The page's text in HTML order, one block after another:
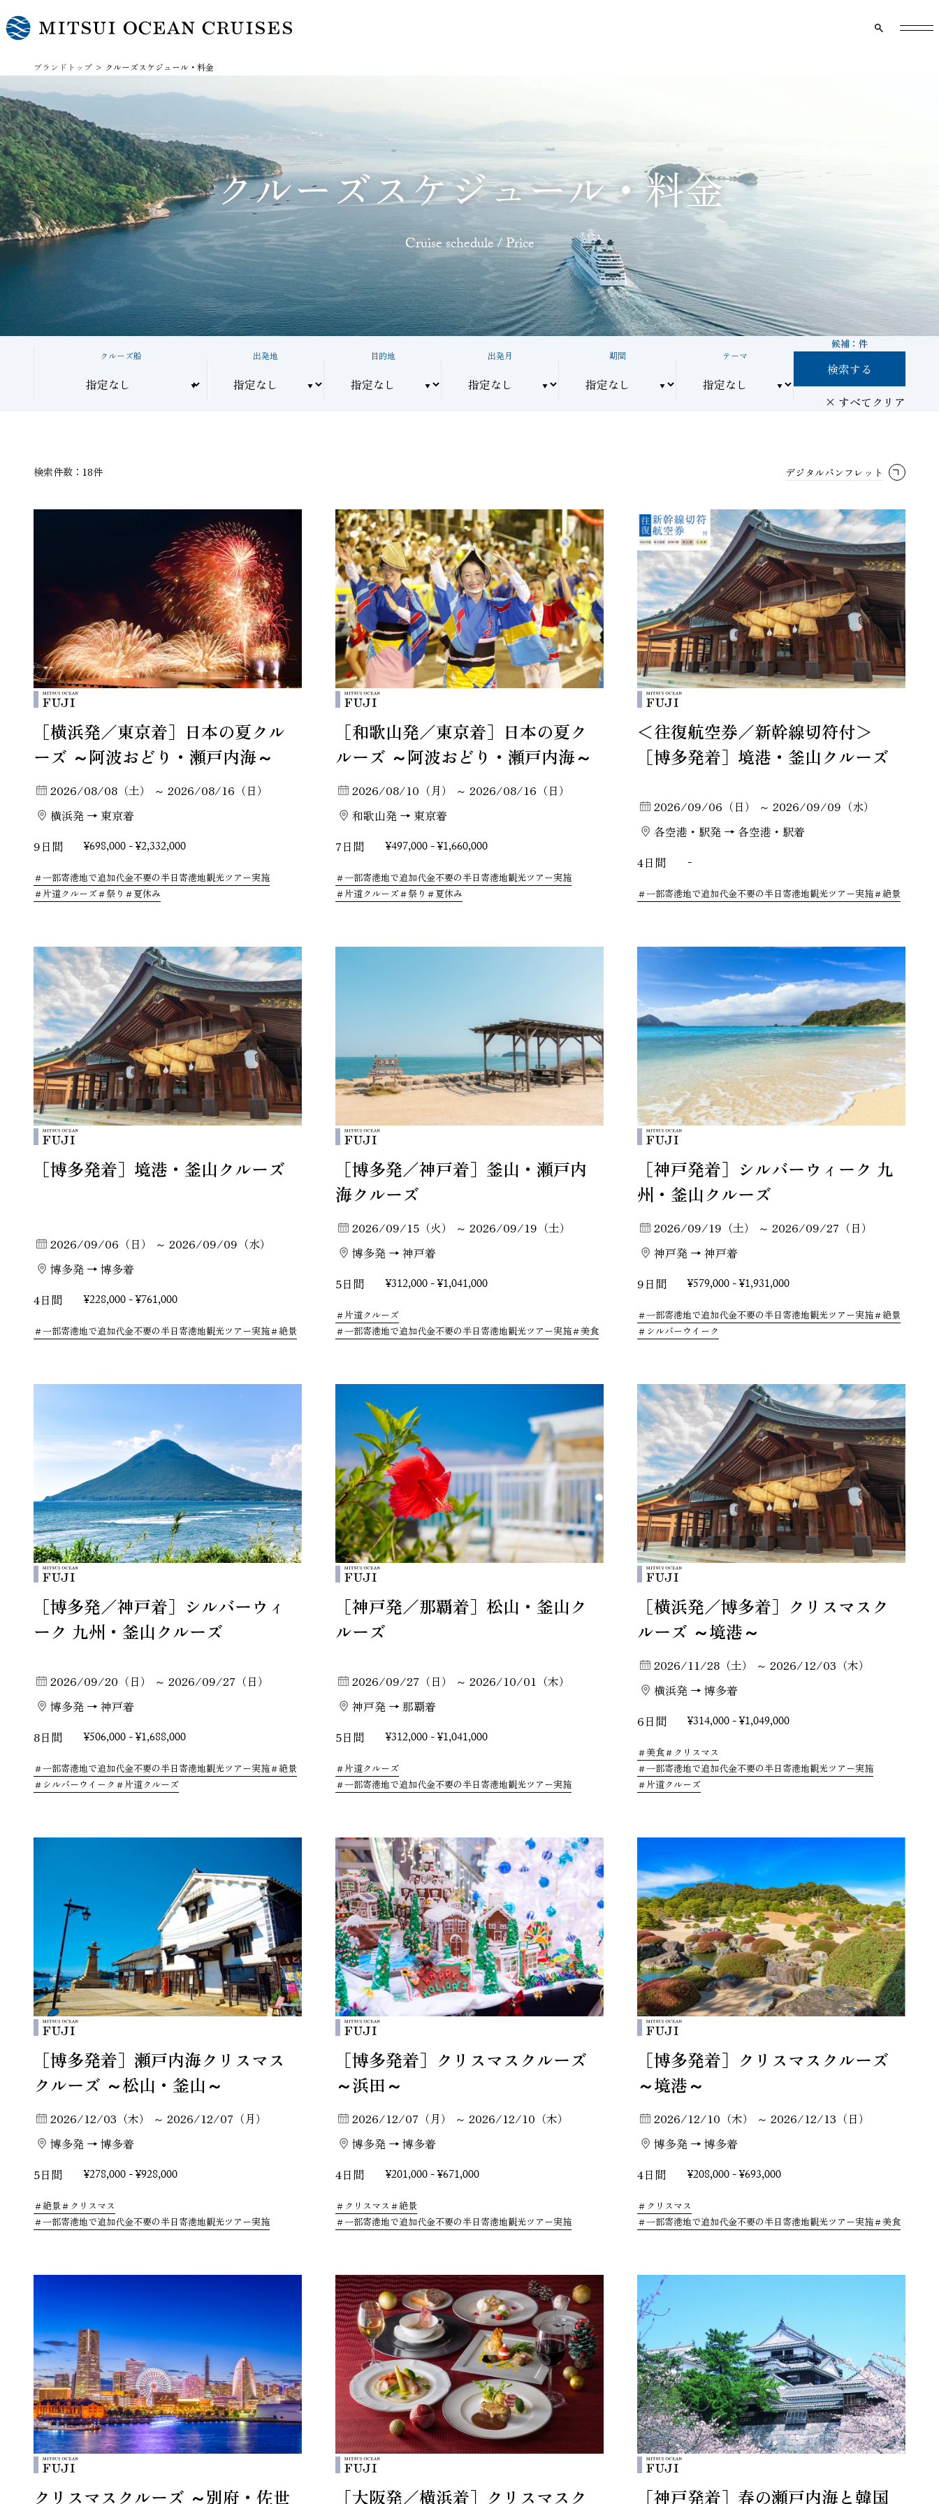
メニュー
ブランドトップ クルーズスケジュール・料金
クルーズスケジュール・料金
Cruise schedule / Price
クルーズ船 出発地 目的地 出発月 期間 テーマ
候補： 件
検索する
すべてクリア
検索件数：18件 デジタルパンフレット
［横浜発／東京着］日本の夏クル
ーズ ～阿波おどり・瀬戸内海～
2026/08/08（土） ～ 2026/08/16（日）
横浜発 → 東京着
9日間
¥698,000 - ¥2,332,000
一部寄港地で追加代金不要の半日寄港地観光ツアー実施
片道クルーズ
祭り 夏休み
［和歌山発／東京着］日本の夏ク
ルーズ ～阿波おどり・瀬戸内海～
2026/08/10（月） ～ 2026/08/16（日）
和歌山発 → 東京着
7日間
¥497,000 - ¥1,660,000
一部寄港地で追加代金不要の半日寄港地観光ツアー実施
片道クルーズ
祭り 夏休み
＜往復航空券／新幹線切符付＞
［博多発着］境港・釜山クルーズ
2026/09/06（日） ～ 2026/09/09（水）
各空港・駅発 → 各空港・駅着
4日間
-
一部寄港地で追加代金不要の半日寄港地観光ツアー実施 絶景
［博多発着］境港・釜山クルーズ
2026/09/06（日） ～ 2026/09/09（水）
博多発 → 博多着
4日間
¥228,000 - ¥761,000
一部寄港地で追加代金不要の半日寄港地観光ツアー実施 絶景
［博多発／神戸着］釜山・瀬戸内
海クルーズ
2026/09/15（火） ～ 2026/09/19（土）
博多発 → 神戸着
5日間
¥312,000 - ¥1,041,000
片道クルーズ
一部寄港地で追加代金不要の半日寄港地観光ツアー実施
美食
［神戸発着］シルバーウィーク 九
州・釜山クルーズ
2026/09/19（土） ～ 2026/09/27（日）
神戸発 → 神戸着
9日間
¥579,000 - ¥1,931,000
一部寄港地で追加代金不要の半日寄港地観光ツアー実施
絶景
シルバーウイーク
［博多発／神戸着］シルバーウィ
ーク 九州・釜山クルーズ
2026/09/20（日） ～ 2026/09/27（日）
博多発 → 神戸着
8日間
¥506,000 - ¥1,688,000
一部寄港地で追加代金不要の半日寄港地観光ツアー実施
絶景
シルバーウイーク
片道クルーズ
［神戸発／那覇着］松山・釜山ク
ルーズ
2026/09/27（日） ～ 2026/10/01（木）
神戸発 → 那覇着
5日間
¥312,000 - ¥1,041,000
片道クルーズ
一部寄港地で追加代金不要の半日寄港地観光ツアー実施
［横浜発／博多着］クリスマスク
ルーズ ～境港～
2026/11/28（土） ～ 2026/12/03（木）
横浜発 → 博多着
6日間
¥314,000 - ¥1,049,000
美食
クリスマス
一部寄港地で追加代金不要の半日寄港地観光ツアー実施
片道クルーズ
［博多発着］瀬戸内海クリスマス
クルーズ ～松山・釜山～
2026/12/03（木） ～ 2026/12/07（月）
博多発 → 博多着
5日間
¥278,000 - ¥928,000
絶景
クリスマス
一部寄港地で追加代金不要の半日寄港地観光ツアー実施
［博多発着］クリスマスクルーズ
～浜田～
2026/12/07（月） ～ 2026/12/10（木）
博多発 → 博多着
4日間
¥201,000 - ¥671,000
クリスマス
絶景
一部寄港地で追加代金不要の半日寄港地観光ツアー実施
［博多発着］クリスマスクルーズ
～境港～
2026/12/10（木） ～ 2026/12/13（日）
博多発 → 博多着
4日間
¥208,000 - ¥693,000
クリスマス
一部寄港地で追加代金不要の半日寄港地観光ツアー実施
美食
クリスマスクルーズ ～別府・佐世 ［大阪発／横浜着］クリスマスク ［神戸発着］春の瀬戸内海と韓国